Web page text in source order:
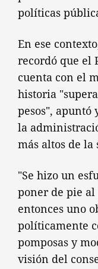
políticas
En ese
recordó que el
cuenta con el
historia
pesos", apuntó
la
más altos de la
"Se hizo un
poner de pie
entonces uno
políticamente
pomposas y
visión del